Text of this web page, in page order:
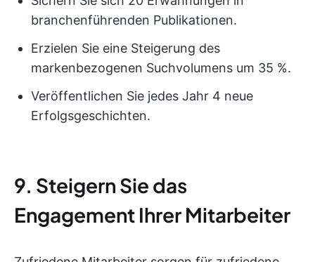
branchenführenden Publikationen.
Erzielen Sie eine Steigerung des
markenbezogenen Suchvolumens um 35 %.
Veröffentlichen Sie jedes Jahr 4 neue
Erfolgsgeschichten.
9. Steigern Sie das
Engagement Ihrer Mitarbeiter